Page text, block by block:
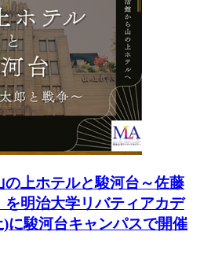
の上ホテルと駿河台～佐藤
を明治大学リバティアカデ
)に駿河台キャンパスで開催